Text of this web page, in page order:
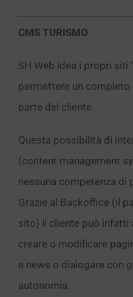
CMS TURISMO
SH Web idea i propri siti
permettere un
parte del cliente.
Questa possibilità di
(content management
nessuna competenza di
Grazie al Backoffice (il
sito) il cliente può infatti
creare o modificare
e news o dialogare con
autonomia.